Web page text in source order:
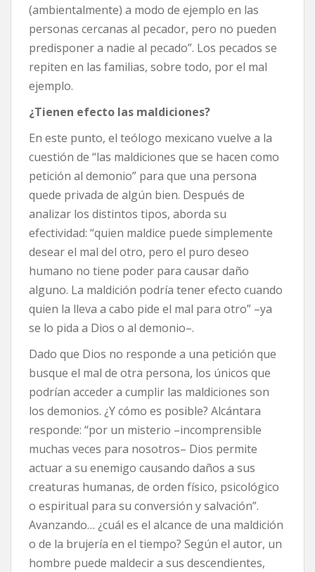
(ambientalmente) a modo de ejemplo en las
personas cercanas al pecador, pero no pueden
predisponer a nadie al pecado”. Los pecados se
repiten en las familias, sobre todo, por el mal
ejemplo.
¿Tienen efecto las maldiciones?
En este punto, el teólogo mexicano vuelve a la
cuestión de “las maldiciones que se hacen como
petición al demonio” para que una persona
quede privada de algún bien. Después de
analizar los distintos tipos, aborda su
efectividad: “quien maldice puede simplemente
desear el mal del otro, pero el puro deseo
humano no tiene poder para causar daño
alguno. La maldición podría tener efecto cuando
quien la lleva a cabo pide el mal para otro” –ya
se lo pida a Dios o al demonio–.
Dado que Dios no responde a una petición que
busque el mal de otra persona, los únicos que
podrían acceder a cumplir las maldiciones son
los demonios. ¿Y cómo es posible? Alcántara
responde: “por un misterio –incomprensible
muchas veces para nosotros– Dios permite
actuar a su enemigo causando daños a sus
creaturas humanas, de orden físico, psicológico
o espiritual para su conversión y salvación”.
Avanzando… ¿cuál es el alcance de una maldición
o de la brujería en el tiempo? Según el autor, un
hombre puede maldecir a sus descendientes,